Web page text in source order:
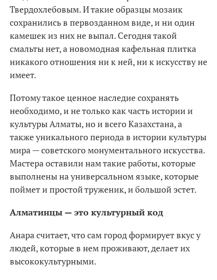
Твердохлебовым. И такие образцы мозаик
сохранились в первозданном виде, и ни один
камешек из них не выпал. Сегодня такой
смальты нет, а новомодная кафельная плитка
никакого отношения ни к ней, ни к искусству не
имеет.
Потому такое ценное наследие сохранять
необходимо, и не только как часть истории и
культуры Алматы, но и всего Казахстана, а
также уникального периода в истории культуры
мира — советского монументального искусства.
Мастера оставили нам такие работы, которые
выполнены на универсальном языке, которые
поймет и простой труженик, и большой эстет.
Алматинцы — это культурный код
Анара считает, что сам город формирует вкус у
людей, которые в нем проживают, делает их
высококультурными.